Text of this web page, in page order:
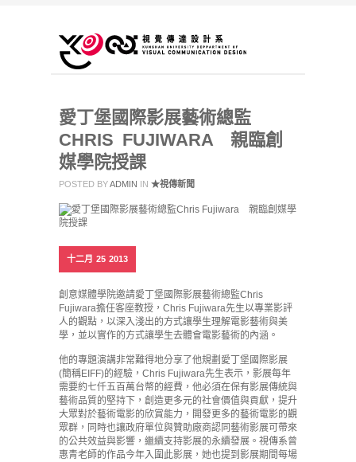
愛丁堡國際影展藝術總監
CHRIS FUJIWARA 親臨創
媒學院授課
POSTED BYADMIN IN ★視傳新聞
十二月 25 2013
創意媒體學院邀請愛丁堡國際影展藝術總監Chris
Fujiwara擔任客座教授，Chris Fujiwara先生以專業影評
人的觀點，以深入淺出的方式讓學生理解電影藝術與美
學，並以實作的方式讓學生去體會電影藝術的內涵。
他的專題演講非常難得地分享了他規劃愛丁堡國際影展
(簡稱EIFF)的經驗，Chris Fujiwara先生表示，影展每年
需要約七仟五百萬台幣的經費，他必須在保有影展傳統與
藝術品質的堅持下，創造更多元的社會價值與貢獻，提升
大眾對於藝術電影的欣賞能力，開發更多的藝術電影的觀
眾群，同時也讓政府單位與贊助廠商認同藝術影展可帶來
的公共效益與影響，繼續支持影展的永續發展。視傳系曾
惠青老師的作品今年入圍此影展，她也提到影展期間每場